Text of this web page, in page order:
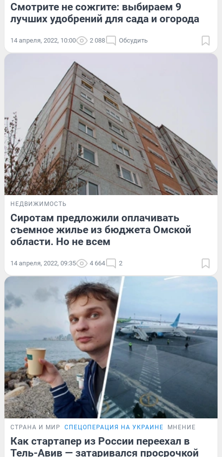
Смотрите не сожгите: выбираем 9
лучших удобрений для сада и огорода
14 апреля, 2022, 10:00 2 088 Обсудить
НЕДВИЖИМОСТЬ
Сиротам предложили оплачивать
съемное жилье из бюджета Омской
области. Но не всем
14 апреля, 2022, 09:35 4 664 2
СТРАНА И МИР СПЕЦОПЕРАЦИЯ НА УКРАИНЕ МНЕНИЕ
Как стартапер из России переехал в
Тель-Авив — затаривался просрочкой